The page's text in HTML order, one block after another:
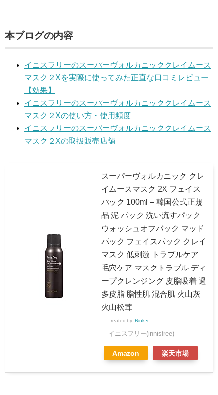
本ブログの内容
イニスフリーのスーパーヴォルカニッククレイムース
マスク２Xを実際に使ってみた正直な口コミレビュー
【効果】
イニスフリーのスーパーヴォルカニッククレイムース
マスク２Xの使い方・使用頻度
イニスフリーのスーパーヴォルカニッククレイムース
マスク２Xの取扱販売店舗
スーパーヴォルカニック クレ
イムースマスク 2X フェイス
パック 100ml – 韓国公式正規
品 泥 パック 洗い流すパック
ウォッシュオフパック マッド
パック フェイスパック クレイ
マスク 低刺激 トラブルケア
毛穴ケア マスクトラブル ディ
ープクレンジング 皮脂吸着 過
多皮脂 脂性肌 混合肌 火山灰
火山松茸
created by Rinker
イニスフリー(innisfree)
Amazon 楽天市場